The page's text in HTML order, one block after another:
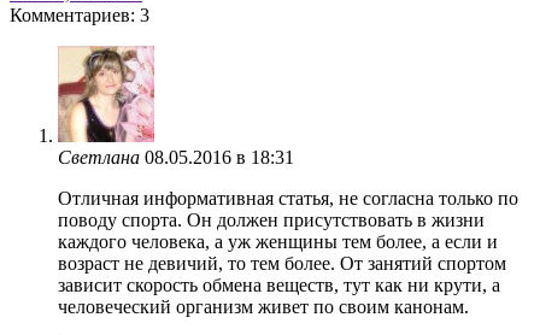
Комментариев: 3
Светлана 08.05.2016 в 18:31
Отличная информативная статья, не согласна только по
поводу спорта. Он должен присутствовать в жизни
каждого человека, а уж женщины тем более, а если и
возраст не девичий, то тем более. От занятий спортом
зависит скорость обмена веществ, тут как ни крути, а
человеческий организм живет по своим канонам.